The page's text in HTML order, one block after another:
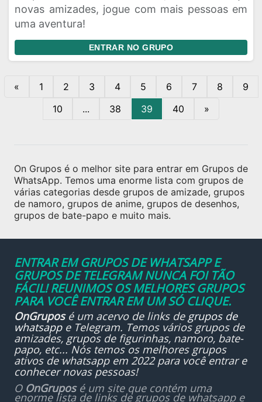
novas amizades, jogue com mais pessoas em
uma aventura!
ENTRAR NO GRUPO
« 1 2 3 4 5 6 7 8
9
10
... 38 39 40 »
On Grupos é o melhor site para entrar em Grupos de
WhatsApp. Temos uma enorme lista com grupos de
várias categorias desde grupos de amizade, grupos
de namoro, grupos de anime, grupos de desenhos,
grupos de bate-papo e muito mais.
ENTRAR EM GRUPOS DE WHATSAPP E
GRUPOS DE TELEGRAM NUNCA FOI TÃO
FÁCIL! REUNIMOS OS MELHORES GRUPOS
PARA VOCÊ ENTRAR EM UM SÓ CLIQUE.
OnGruposé um acervo de links de grupos de
whatsappe Telegram. Temos vários grupos de
amizades, grupos de figurinhas, namoro, bate-
papo, etc... Nós temos os melhores grupos
ativos de whatsapp em 2022 para você entrar e
conhecer novas pessoas!
O OnGruposé um site que contém uma
enorme lista de links de grupos de whatsapp e